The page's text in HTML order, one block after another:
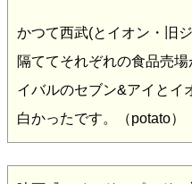
かつて西武(とイオン・旧
隔ててそれぞれの食品売
イバルのセブン&アイとイ
白かったです。（potato）